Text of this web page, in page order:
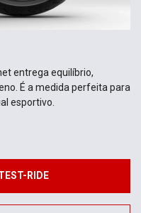
entrega equilíbrio,
É a medida perfeita para
esportivo.
RIDE